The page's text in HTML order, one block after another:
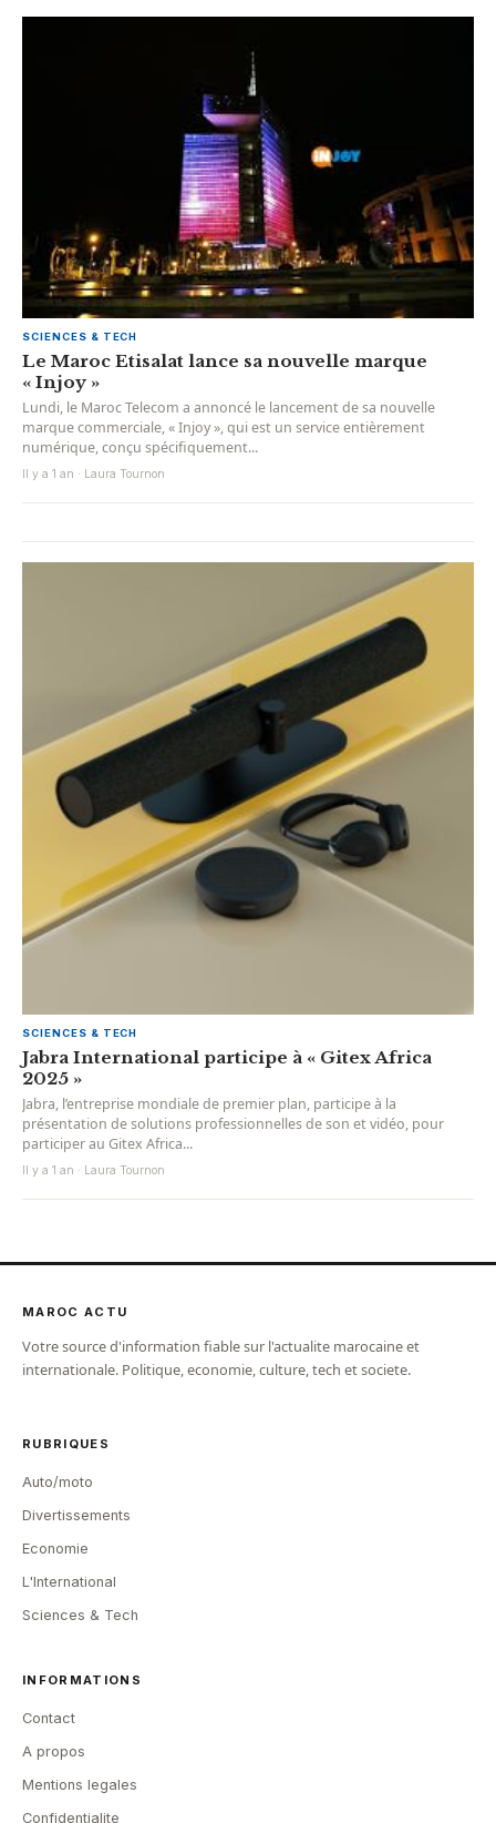
SCIENCES & TECH
Le Maroc Etisalat lance sa nouvelle marque
« Injoy »
Lundi, le Maroc Telecom a annoncé le lancement de sa nouvelle
marque commerciale, « Injoy », qui est un service entièrement
numérique, conçu spécifiquement...
Il y a 1 an · Laura Tournon
SCIENCES & TECH
Jabra International participe à « Gitex Africa
2025 »
Jabra, l’entreprise mondiale de premier plan, participe à la
présentation de solutions professionnelles de son et vidéo, pour
participer au Gitex Africa...
Il y a 1 an · Laura Tournon
MAROC ACTU
Votre source d'information fiable sur l'actualite marocaine et
internationale. Politique, economie, culture, tech et societe.
RUBRIQUES
Auto/moto
Divertissements
Economie
L'International
Sciences & Tech
INFORMATIONS
Contact
A propos
Mentions legales
Confidentialite